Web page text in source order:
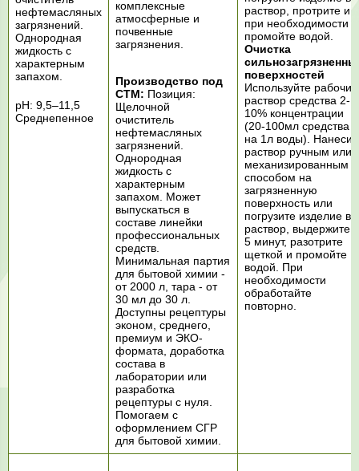
нефтемасляных
загрязнений.
Однородная
жидкость с
характерным
запахом.
рН: 9,5–11,5
Среднепенное
комплексные
атмосферные и
почвенные
загрязнения.
Производство под
СТМ: Позиция:
Щелочной
очиститель
нефтемасляных
загрязнений.
Однородная
жидкость с
характерным
запахом. Может
выпускаться в
составе линейки
профессиональных
средств.
Минимальная партия
для бытовой химии -
от 2000 л, тара - от
30 мл до 30 л.
Доступны рецептуры
эконом, среднего,
премиум и ЭКО-
формата, доработка
состава в
лаборатории или
разработка
рецептуры с нуля.
Помогаем с
оформлением СГР
для бытовой химии.
раствор, протрите и
при необходимости
промойте водой.
Очистка
поверхностей
Используйте рабочий
раствор средства 2-
10% концентрации
(20-100мл средства
на 1л воды).
раствор ручным или
механизированным
способом на
загрязненную
поверхность или
погрузите изделие в
раствор, выдержите
5 минут, разотрите
щеткой и промойте
водой. При
необходимости
обработайте
повторно.